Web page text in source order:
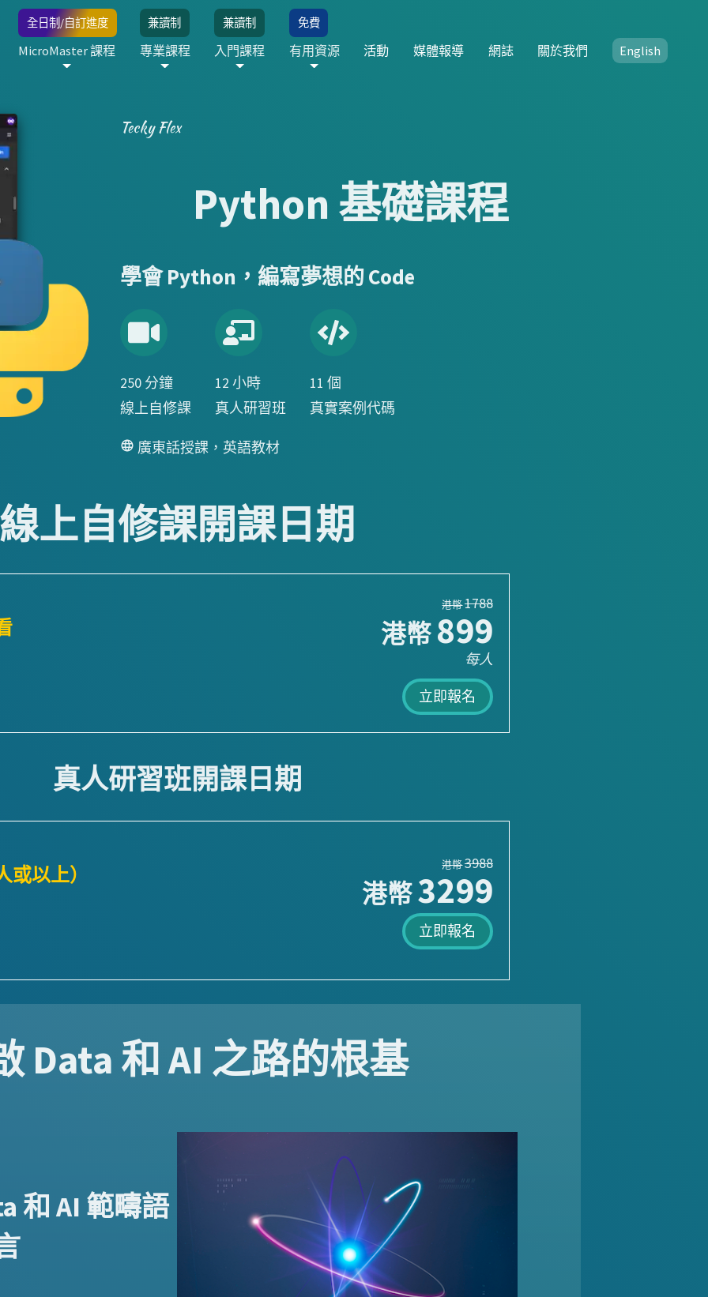
全日制/自訂進度
MicroMaster 課程
兼讀制
專業課程
兼讀制
入門課程
免費
有用資源 活動 媒體報導 網誌 關於我們 English
Tecky Flex
Python 基礎課程
學會 Python，編寫夢想的 Code
250 分鐘
線上自修課
12 小時
真人研習班
11 個
真實案例代碼
廣東話授課，英語教材
線上自修課開課日期
港幣1788
港幣 899
每人
立即報名
真人研習班開課日期
以上） 港幣3988
港幣3299
立即報名
Data 和 AI 之路的根基
和 AI 範疇語